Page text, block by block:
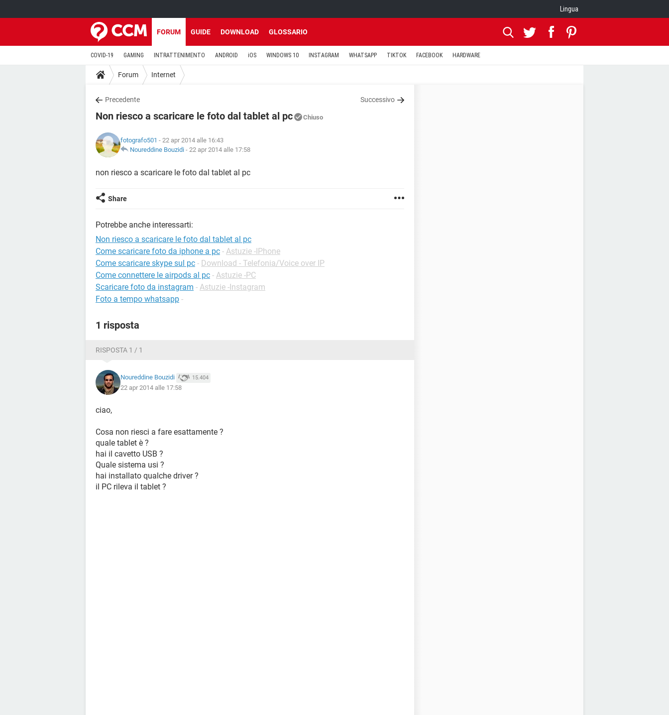
Lingua
FORUM GUIDE DOWNLOAD GLOSSARIO
COVID-19 GAMING INTRATTENIMENTO ANDROID iOS WINDOWS 10 INSTAGRAM WHATSAPP TIKTOK FACEBOOK HARDWARE
Forum Internet
Precedente Successivo
Non riesco a scaricare le foto dal tablet al pc Chiuso
fotografo501 - 22 apr 2014 alle 16:43
Noureddine Bouzidi - 22 apr 2014 alle 17:58
non riesco a scaricare le foto dal tablet al pc
Share
Potrebbe anche interessarti:
Non riesco a scaricare le foto dal tablet al pc
Come scaricare foto da iphone a pc - Astuzie -IPhone
Come scaricare skype sul pc - Download - Telefonia/Voice over IP
Come connettere le airpods al pc - Astuzie -PC
Scaricare foto da instagram - Astuzie -Instagram
Foto a tempo whatsapp -
1 risposta
RISPOSTA 1 / 1
Noureddine Bouzidi 15.404
22 apr 2014 alle 17:58
ciao,
Cosa non riesci a fare esattamente ?
quale tablet è ?
hai il cavetto USB ?
Quale sistema usi ?
hai installato qualche driver ?
il PC rileva il tablet ?